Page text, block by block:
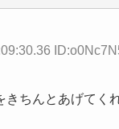
ちんとあげてく